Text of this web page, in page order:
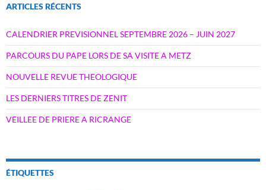
ARTICLES RÉCENTS
CALENDRIER PREVISIONNEL SEPTEMBRE 2026 – JUIN 2027
PARCOURS DU PAPE LORS DE SA VISITE A METZ
NOUVELLE REVUE THEOLOGIQUE
LES DERNIERS TITRES DE ZENIT
VEILLEE DE PRIERE A RICRANGE
ÉTIQUETTES